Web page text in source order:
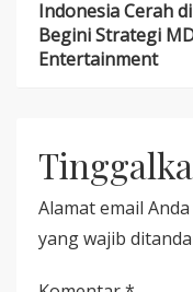
INDUSTRI
FILM
INDONESIA
STRATEGI
MD
ENTERTAINMENT
Indonesia Cerah
Begini Strategi
Entertainment
Alamat email
yang wajib